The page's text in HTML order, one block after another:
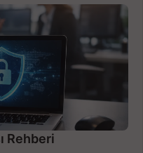
Rehberi